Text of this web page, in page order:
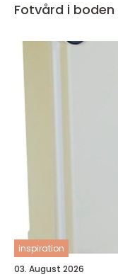
inspiration
03. August 2026